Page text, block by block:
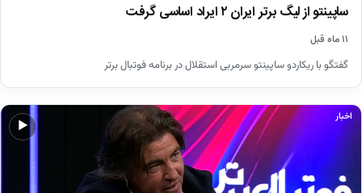
ساپینتو از لیگ برتر ایران ۲ ایراد اساسی گرفت
۱۱ ماه قبل
گفتگو با ریکاردو ساپینتو سرمربی استقلال در برنامه فوتبال برتر
▶
اخبار